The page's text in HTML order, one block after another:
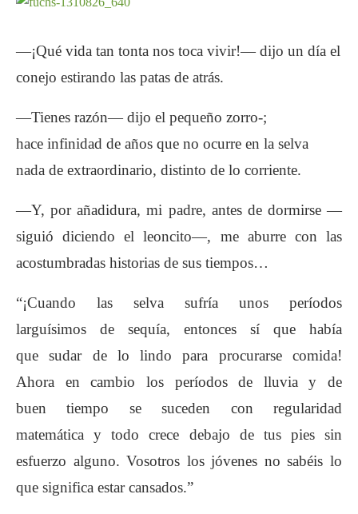
—¡Qué vida tan tonta nos toca vivir!— dijo un día el
conejo estirando las patas de atrás.
—Tienes razón— dijo el pequeño zorro-;
hace infinidad de años que no ocurre en la selva
nada de extraordinario, distinto de lo corriente.
—Y, por añadidura, mi padre, antes de dormirse—
siguió diciendo el leoncito—, me aburre con las
acostumbradas historias de sus tiempos…
“¡Cuando las selva sufría unos períodos
larguísimos de sequía, entonces sí que había
quesudar de lo lindo para procurarse comida!
Ahora en cambio los períodos de lluvia y de
buentiempo se suceden con regularidad
matemáticay todo crece debajo de tus pies sin
esfuerzo alguno. Vosotros los jóvenes no sabéis lo
que significa estar cansados.”